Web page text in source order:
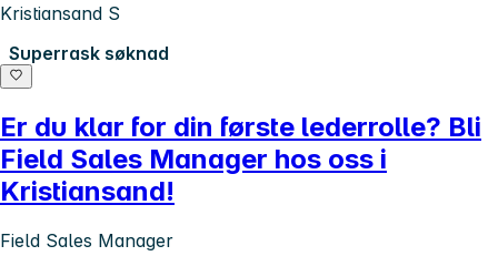
Kristiansand S
Superrask søknad
Er du klar for din første lederrolle? Bli
Field Sales Manager hos oss i
Kristiansand!
Field Sales Manager